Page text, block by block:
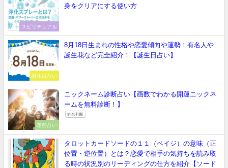
スピリチュアル
身をクリアにする使い方
誕生日占い
8月18日生まれの性格や恋愛傾向や運勢！有名人や
誕生花など完全紹介！【誕生日占い】
運勢占い
ニックネーム診断占い【画数でわかる開運ニックネ
ームを無料診断！】
姓名判断
タロットカードソードの１１（ペイジ）の意味（正
位置・逆位置）とは？恋愛で相手の気持ちを読み取
る時の状況別のリーディングの仕方を紹介【ソード